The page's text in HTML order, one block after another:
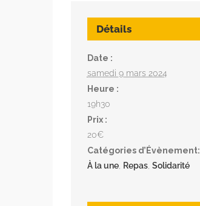
Détails
Date :
samedi 9 mars 2024
Heure :
19h30
Prix :
20€
Catégories d’Évènement:
À la une, Repas, Solidarité